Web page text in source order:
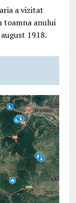
a vizitat
toamna anului
1918.